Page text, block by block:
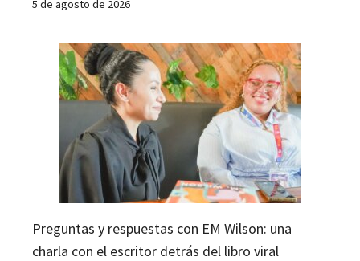
5 de agosto de 2026
Preguntas y respuestas con EM Wilson: una
charla con el escritor detrás del libro viral